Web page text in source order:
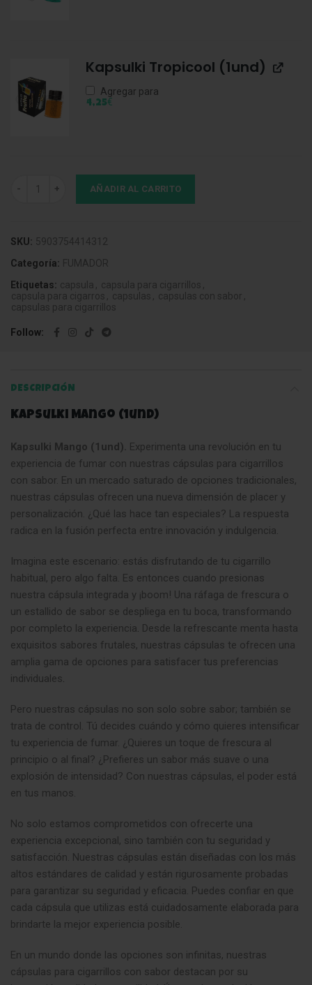
Kapsulki Tropicool (1und)
Agregar para
4,25€
Kapsulki Mango (1und) cantidad
AÑADIR AL CARRITO
SKU: 5903754414312
Categoría: FUMADOR
Etiquetas: capsula , capsula para cigarrillos ,
capsula para cigarros , capsulas , capsulas con sabor ,
capsulas para cigarrillos
Follow
DESCRIPCIÓN
Kapsulki Mango (1und)
Kapsulki Mango (1und). Experimenta una revolución en tu
experiencia de fumar con nuestras cápsulas para cigarrillos
con sabor. En un mercado saturado de opciones tradicionales,
nuestras cápsulas ofrecen una nueva dimensión de placer y
personalización. ¿Qué las hace tan especiales? La respuesta
radica en la fusión perfecta entre innovación y indulgencia.
Imagina este escenario: estás disfrutando de tu cigarrillo
habitual, pero algo falta. Es entonces cuando presionas
nuestra cápsula integrada y ¡boom! Una ráfaga de frescura o
un estallido de sabor se despliega en tu boca, transformando
por completo la experiencia. Desde la refrescante menta hasta
exquisitos sabores frutales, nuestras cápsulas te ofrecen una
amplia gama de opciones para satisfacer tus preferencias
individuales.
Pero nuestras cápsulas no son solo sobre sabor; también se
trata de control. Tú decides cuándo y cómo quieres intensificar
tu experiencia de fumar. ¿Quieres un toque de frescura al
principio o al final? ¿Prefieres un sabor más suave o una
explosión de intensidad? Con nuestras cápsulas, el poder está
en tus manos.
No solo estamos comprometidos con ofrecerte una
experiencia excepcional, sino también con tu seguridad y
satisfacción. Nuestras cápsulas están diseñadas con los más
altos estándares de calidad y están rigurosamente probadas
para garantizar su seguridad y eficacia. Puedes confiar en que
cada cápsula que utilizas está cuidadosamente elaborada para
brindarte la mejor experiencia posible.
En un mundo donde las opciones son infinitas, nuestras
cápsulas para cigarrillos con sabor destacan por su